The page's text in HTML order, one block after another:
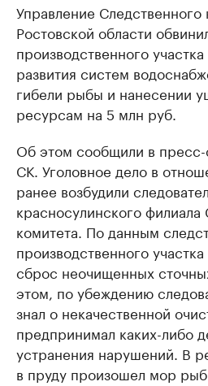
Управление
Ростовской области
производственного
развития систем
гибели рыбы и нанесении
ресурсам на 5 млн руб.
Об этом сообщили в пресс-
СК. Уголовное дело в
ранее возбудили
красносулинского филиала
комитета. По данным
производственного
сброс неочищенных
этом, по убеждению
знал о некачественной
предпринимал каких-либо
устранения нарушений. В
в пруду произошел мор